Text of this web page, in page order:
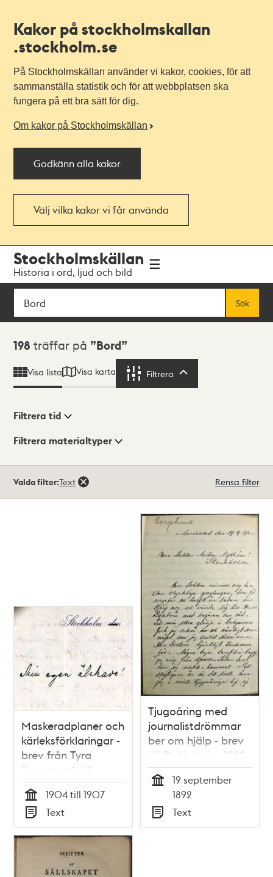
Kakor på stockholmskallan
.stockholm.se
På Stockholmskällan använder vi kakor, cookies, för att
sammanställa statistik och för att webbplatsen ska
fungera på ett bra sätt för dig.
Om kakor på Stockholmskällan
Godkänn alla kakor
Välj vilka kakor vi får använda
navigationen
huvudinnehållet
Stockholmskällan
Historia i ord, ljud och bild
Sök
Sök
Sökresultat
198 träffar på Bord
Visa lista Visa karta Filtrera
Visningsläge
Filtrera tid
Filtrera materialtyper
198träffar
Valda filter:Text Rensa filter
Maskeradplaner och
kärleksförklaringar -
brev från Tyra
Degermark till
Anton Nyström
Tid
1904 till 1907
Typ
Text
Tjugoåring med
journalistdrömmar
ber om hjälp - brev
till Dr Nyström 1892
19 september
1892
Typ
Text